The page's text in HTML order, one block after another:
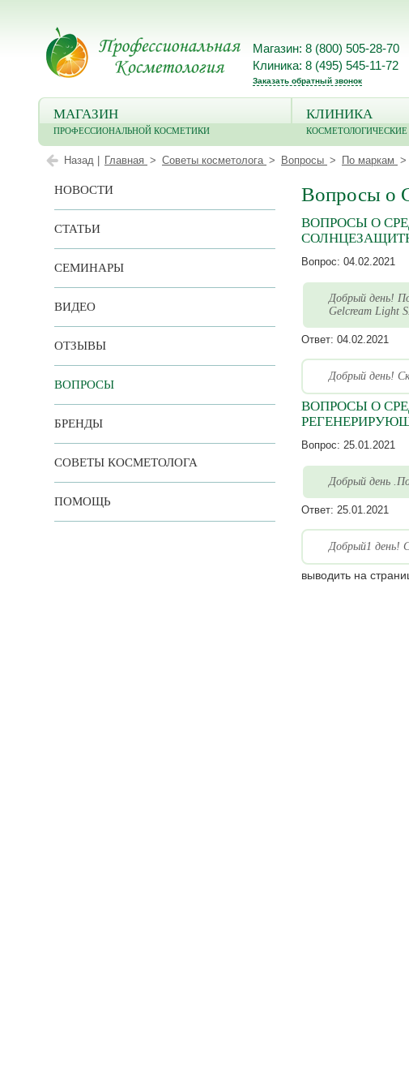
Магазин: 8 (800) 505-28-70
Клиника: 8 (495) 545-11-72
Заказать обратный звонок
МАГАЗИН
ПРОФЕССИОНАЛЬНОЙ КОСМЕТИКИ
КЛИНИКА
КОСМЕТОЛОГИЧЕСКИЕ
Назад | Главная Советы косметолога Вопросы По маркам
Вопросы о
ВОПРОСЫ О
Вопрос: 04.02.2021
Добрый день!
Gelcream Light
Ответ: 04.02.2021
Добрый день!
ВОПРОСЫ О
Вопрос: 25.01.2021
Добрый день
Ответ: 25.01.2021
Добрый1 день!
выводить на
НОВОСТИ
СТАТЬИ
СЕМИНАРЫ
ВИДЕО
ОТЗЫВЫ
ВОПРОСЫ
БРЕНДЫ
СОВЕТЫ КОСМЕТОЛОГА
ПОМОЩЬ